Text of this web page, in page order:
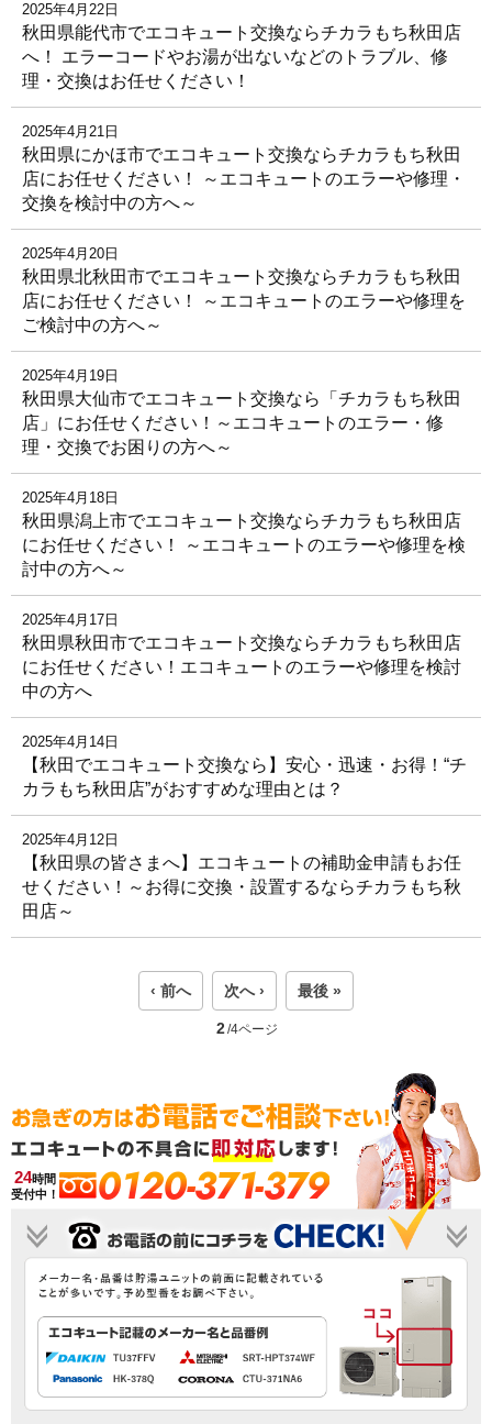
2025年4月22日
秋田県能代市でエコキュート交換ならチカラもち秋田店
へ！ エラーコードやお湯が出ないなどのトラブル、修
理・交換はお任せください！
2025年4月21日
秋田県にかほ市でエコキュート交換ならチカラもち秋田
店にお任せください！ ～エコキュートのエラーや修理・
交換を検討中の方へ～
2025年4月20日
秋田県北秋田市でエコキュート交換ならチカラもち秋田
店にお任せください！ ～エコキュートのエラーや修理を
ご検討中の方へ～
2025年4月19日
秋田県大仙市でエコキュート交換なら「チカラもち秋田
店」にお任せください！～エコキュートのエラー・修
理・交換でお困りの方へ～
2025年4月18日
秋田県潟上市でエコキュート交換ならチカラもち秋田店
にお任せください！ ～エコキュートのエラーや修理を検
討中の方へ～
2025年4月17日
秋田県秋田市でエコキュート交換ならチカラもち秋田店
にお任せください！エコキュートのエラーや修理を検討
中の方へ
2025年4月14日
【秋田でエコキュート交換なら】安心・迅速・お得！“チ
カラもち秋田店”がおすすめな理由とは？
2025年4月12日
【秋田県の皆さまへ】エコキュートの補助金申請もお任
せください！～お得に交換・設置するならチカラもち秋
田店～
‹ 前へ 次へ › 最後 »
2/4ページ
24時間
受付中！
0120-371-379